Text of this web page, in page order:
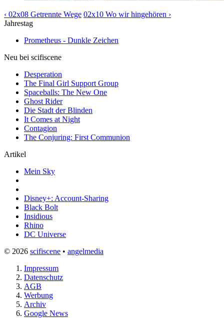
‹ 02x08 Getrennte Wege 02x10 Wo wir hingehören ›
Jahrestag
Prometheus - Dunkle Zeichen
Neu bei scifiscene
Desperation
The Final Girl Support Group
Spaceballs: The New One
Ghost Rider
Die Stadt der Blinden
It Comes at Night
Contagion
The Conjuring: First Communion
Artikel
Mein Sky
Disney+: Account-Sharing
Black Bolt
Insidious
Rhino
DC Universe
© 2026 scifiscene • angelmedia
Impressum
Datenschutz
AGB
Werbung
Archiv
Google News